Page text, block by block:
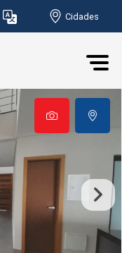
Cidades